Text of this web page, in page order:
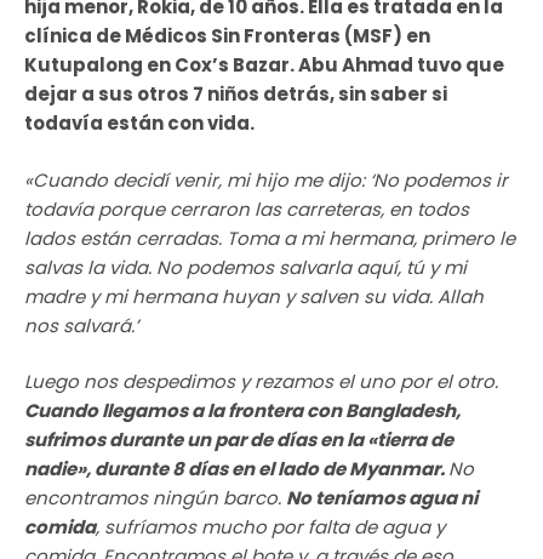
hija menor, Rokia, de 10 años. Ella es tratada en la
clínica de Médicos Sin Fronteras (MSF) en
Kutupalong en Cox’s Bazar. Abu Ahmad tuvo que
dejar a sus otros 7 niños detrás, sin saber si
todavía están con vida.
«Cuando decidí venir, mi hijo me dijo: ‘No podemos ir
todavía porque cerraron las carreteras, en todos
lados están cerradas. Toma a mi hermana, primero le
salvas la vida. No podemos salvarla aquí, tú y mi
madre y mi hermana huyan y salven su vida. Allah
nos salvará.’
Luego nos despedimos y rezamos el uno por el otro.
Cuando llegamos a la frontera con Bangladesh,
sufrimos durante un par de días en la «tierra de
nadie», durante 8 días en el lado de Myanmar.No
encontramos ningún barco. No teníamos agua ni
comida, sufríamos mucho por falta de agua y